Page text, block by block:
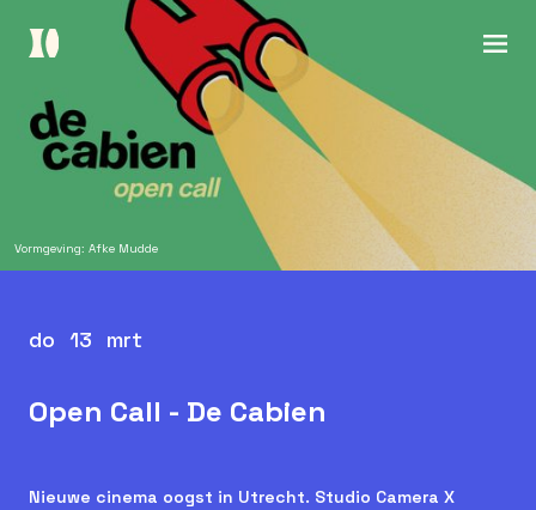
Vormgeving: Afke Mudde
do 13 mrt
Open Call - De Cabien
Nieuwe cinema oogst in Utrecht. Studio Camera X